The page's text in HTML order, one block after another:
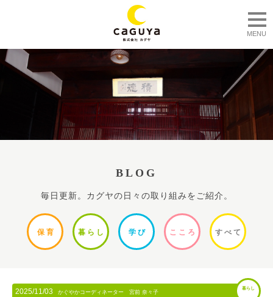
MENU
BLOG
毎日更新。カグヤの日々の取り組みをご紹介。
保 育 暮ら し 学 び ここ ろ すべて
2025/11/03 かぐやかコーディネーター 宮前 奈々子
暮らし